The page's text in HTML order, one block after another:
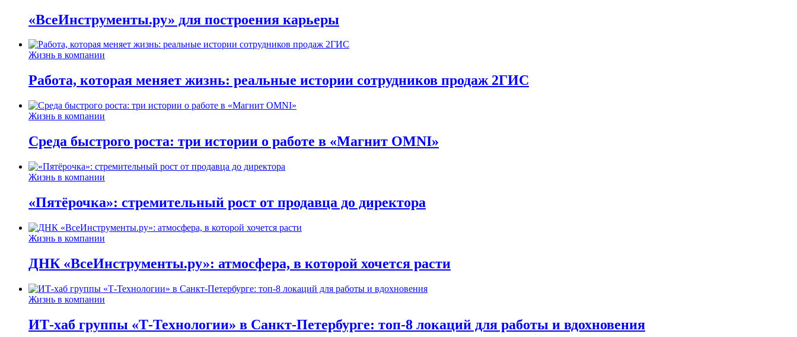
«ВсеИнструменты.ру» для построения карьеры
Жизнь в компании
Работа, которая меняет жизнь: реальные истории сотрудников продаж 2ГИС
Жизнь в компании
Среда быстрого роста: три истории о работе в «Магнит OMNI»
Жизнь в компании
«Пятёрочка»: стремительный рост от продавца до директора
Жизнь в компании
ДНК «ВсеИнструменты.ру»: атмосфера, в которой хочется расти
Жизнь в компании
ИТ-хаб группы «Т-Технологии» в Санкт-Петербурге: топ-8 локаций для работы и вдохновения